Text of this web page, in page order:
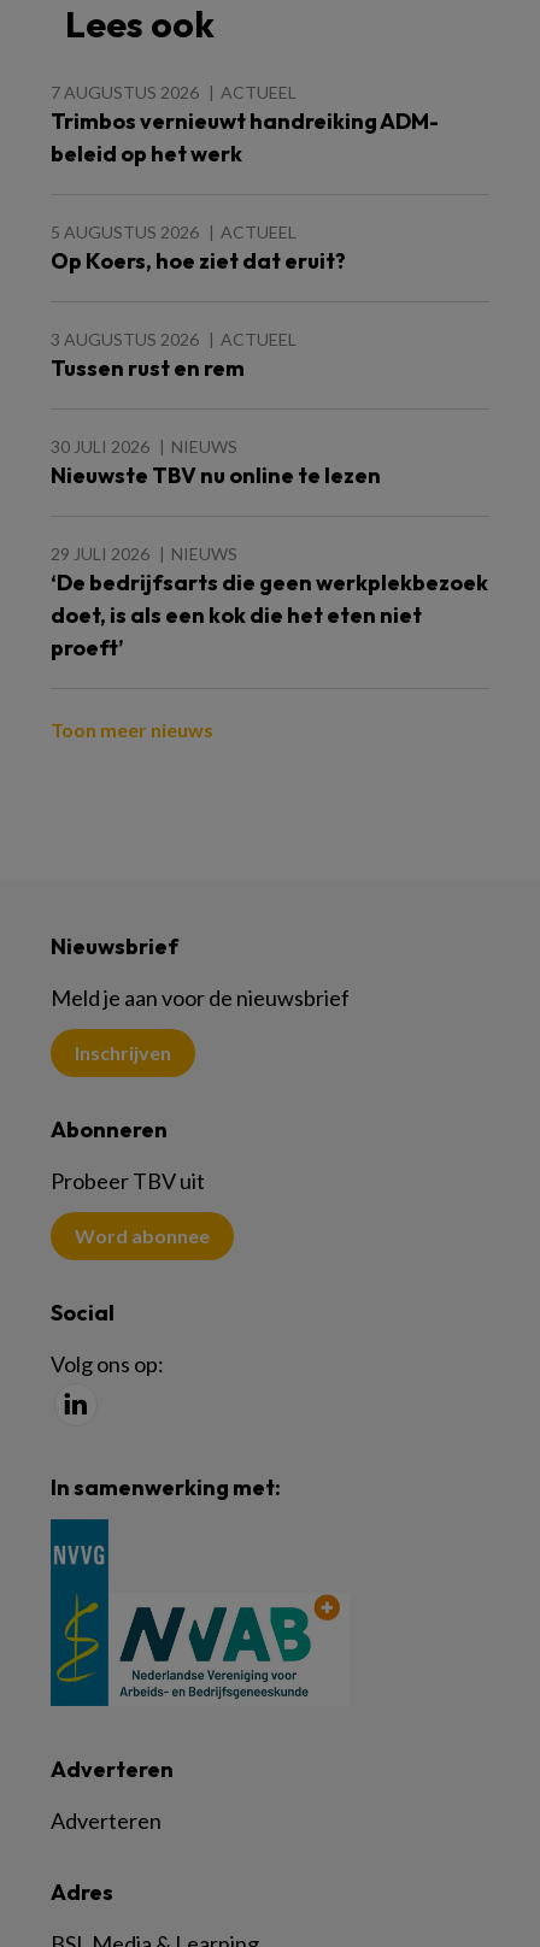
Lees ook
7 AUGUSTUS 2026 ACTUEEL
Trimbos vernieuwt handreiking ADM-
beleid op het werk
5 AUGUSTUS 2026 ACTUEEL
Op Koers, hoe ziet dat eruit?
3 AUGUSTUS 2026 ACTUEEL
Tussen rust en rem
30 JULI 2026 NIEUWS
Nieuwste TBV nu online te lezen
29 JULI 2026 NIEUWS
‘De bedrijfsarts die geen werkplekbezoek
doet, is als een kok die het eten niet
proeft’
Toon meer nieuws
Nieuwsbrief
Meld je aan voor de nieuwsbrief
Inschrijven
Abonneren
Probeer TBV uit
Word abonnee
Social
Volg ons op:
Adres
Adverteren
Adverteren
In samenwerking met: